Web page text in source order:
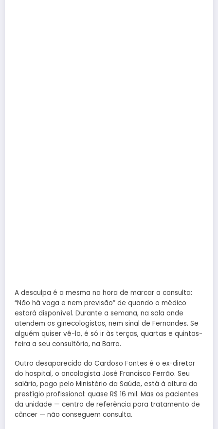
A desculpa é a mesma na hora de marcar a consulta:
“Não há vaga e nem previsão” de quando o médico
estará disponível. Durante a semana, na sala onde
atendem os ginecologistas, nem sinal de Fernandes. Se
alguém quiser vê-lo, é só ir às terças, quartas e quintas-
feira a seu consultório, na Barra.
Outro desaparecido do Cardoso Fontes é o ex-diretor
do hospital, o oncologista José Francisco Ferrão. Seu
salário, pago pelo Ministério da Saúde, está à altura do
prestígio profissional: quase R$ 16 mil. Mas os pacientes
da unidade — centro de referência para tratamento de
câncer — não conseguem consulta.